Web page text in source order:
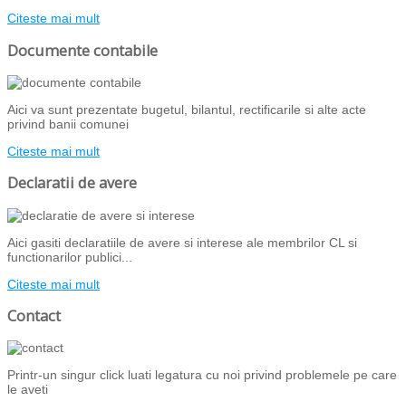
Citeste mai mult
Documente contabile
Aici va sunt prezentate bugetul, bilantul, rectificarile si alte acte
privind banii comunei
Citeste mai mult
Declaratii de avere
Aici gasiti declaratiile de avere si interese ale membrilor CL si
functionarilor publici...
Citeste mai mult
Contact
Printr-un singur click luati legatura cu noi privind problemele pe care
le aveti